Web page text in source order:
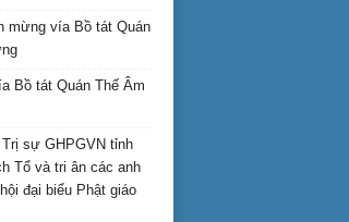
mừng vía Bồ tát Quán
Bồ tát Quán Thế Âm
sự GHPGVN tỉnh
Tổ và tri ân các anh
đại biểu Phật giáo